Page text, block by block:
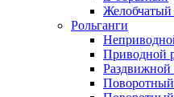
Желобчатый
Рольганги
Приводной
Раздвижной
Поворотный